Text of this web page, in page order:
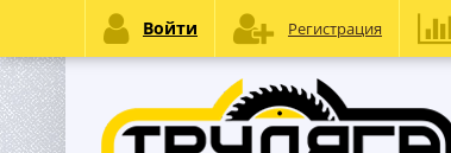
Войти Регистрация